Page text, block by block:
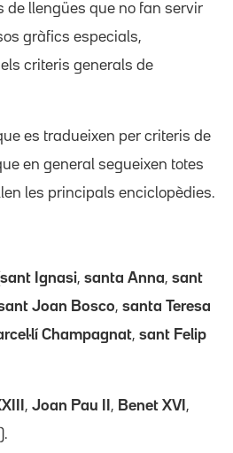
de llengües que no fan servir
gràfics especials,
criteris generals de
es tradueixen per criteris de
en general segueixen totes
les principals enciclopèdies.
sant Ignasi, santa Anna, sant
Joan Bosco, santa Teresa
Champagnat, sant Felip
, Joan Pau II , Benet XVI ,
).